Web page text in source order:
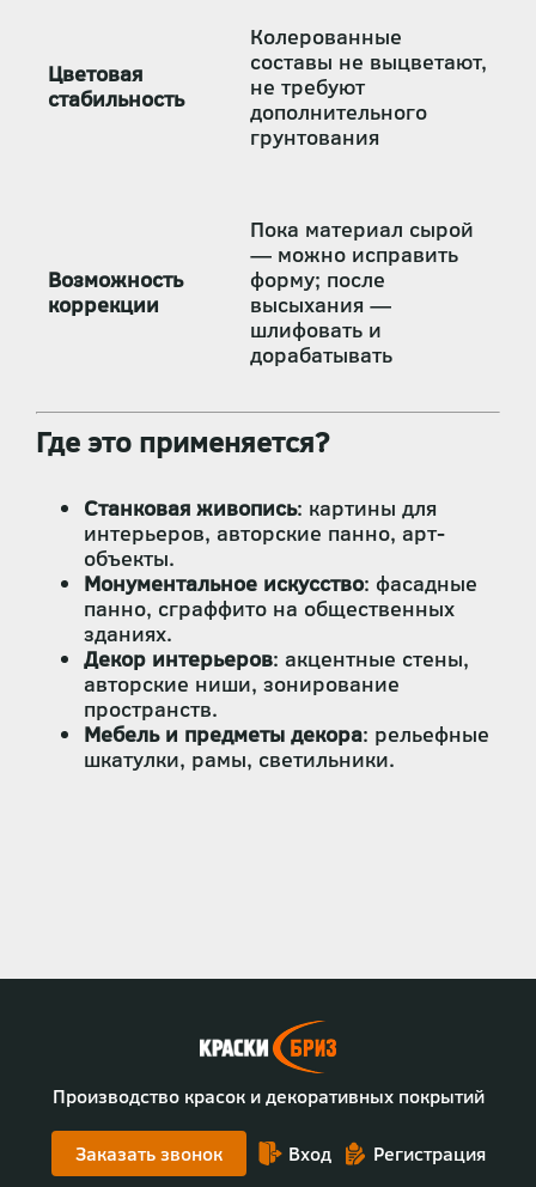
Цветовая
стабильность
Колерованные
составы не выцветают,
не требуют
дополнительного
грунтования
Возможность
коррекции
Пока материал сырой
— можно исправить
форму; после
высыхания —
шлифовать и
дорабатывать
Где это применяется?
Станковая живопись: картины для
интерьеров, авторские панно, арт-
объекты.
Монументальное искусство: фасадные
панно, сграффито на общественных
зданиях.
Декор интерьеров: акцентные стены,
авторские ниши, зонирование
пространств.
Мебель и предметы декора: рельефные
шкатулки, рамы, светильники.
Производство красок и декоративных покрытий
Заказать звонок Вход Регистрация